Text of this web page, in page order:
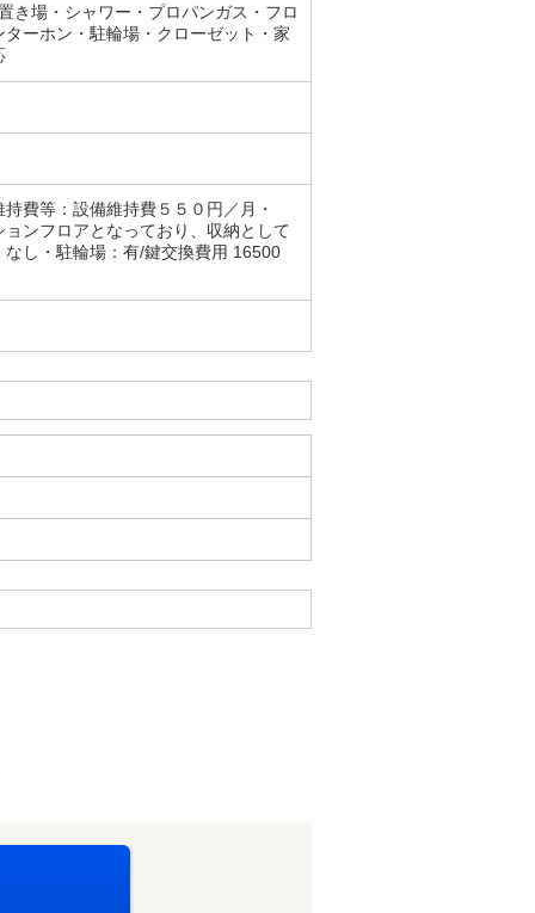
き場・シャワー・プロパンガス・フロ
ーホン・駐輪場・クローゼット・家
費等：設備維持費５５０円／月・
ンフロアとなっており、収納として
し・駐輪場：有/鍵交換費用 16500